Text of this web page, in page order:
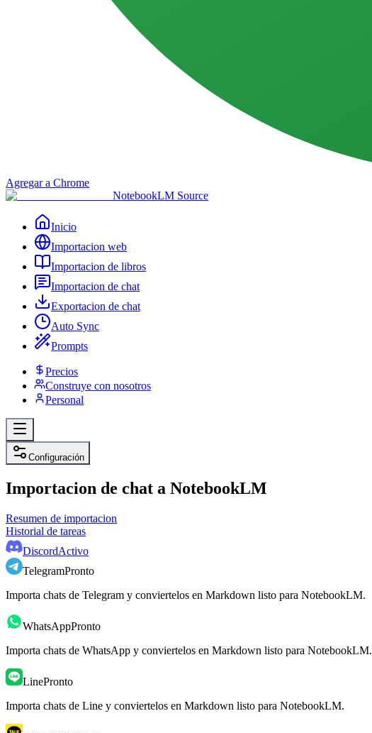
Agregar a Chrome
NotebookLM Source
Inicio
Importacion web
Importacion de libros
Importacion de chat
Exportacion de chat
Auto Sync
Prompts
Precios
Construye con nosotros
Personal
Configuración
Importacion de chat a NotebookLM
Resumen de importacion
Historial de tareas
DiscordActivo
TelegramPronto
Importa chats de Telegram y conviertelos en Markdown listo para NotebookLM.
WhatsAppPronto
Importa chats de WhatsApp y conviertelos en Markdown listo para NotebookLM.
LinePronto
Importa chats de Line y conviertelos en Markdown listo para NotebookLM.